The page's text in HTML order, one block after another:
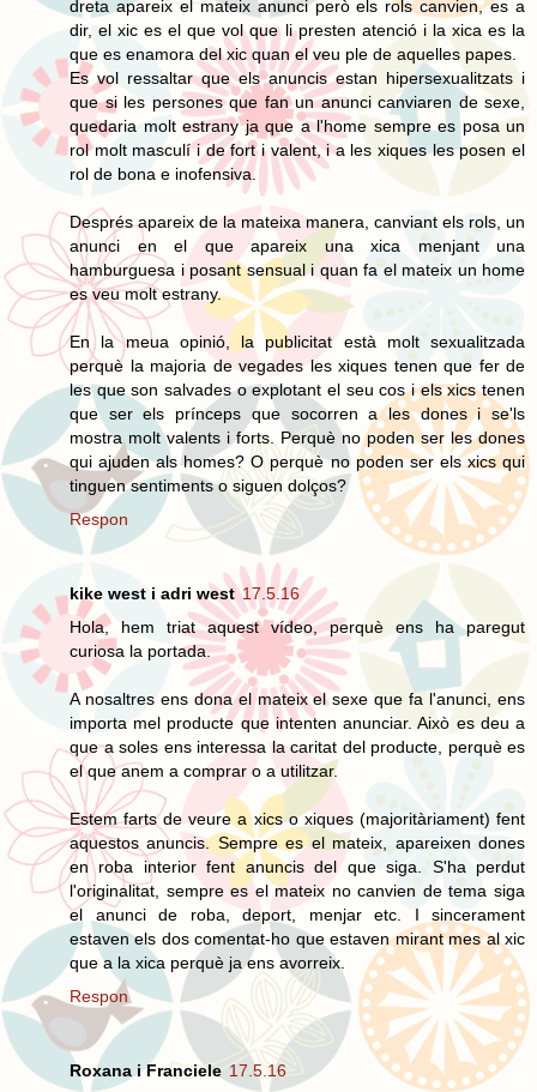
dreta apareix el mateix anunci però els rols canvien, es a
dir, el xic es el que vol que li presten atenció i la xica es la
que es enamora del xic quan el veu ple de aquelles papes.
Es vol ressaltar que els anuncis estan hipersexualitzats i
que si les persones que fan un anunci canviaren de sexe,
quedaria molt estrany ja que a l'home sempre es posa un
rol molt masculí i de fort i valent, i a les xiques les posen el
rol de bona e inofensiva.
Després apareix de la mateixa manera, canviant els rols, un
anunci en el que apareix una xica menjant una
hamburguesa i posant sensual i quan fa el mateix un home
es veu molt estrany.
En la meua opinió, la publicitat està molt sexualitzada
perquè la majoria de vegades les xiques tenen que fer de
les que son salvades o explotant el seu cos i els xics tenen
que ser els prínceps que socorren a les dones i se'ls
mostra molt valents i forts. Perquè no poden ser les dones
qui ajuden als homes? O perquè no poden ser els xics qui
tinguen sentiments o siguen dolços?
Respon
kike west i adri west 17.5.16
Hola, hem triat aquest vídeo, perquè ens ha paregut
curiosa la portada.
A nosaltres ens dona el mateix el sexe que fa l'anunci, ens
importa mel producte que intenten anunciar. Això es deu a
que a soles ens interessa la caritat del producte, perquè es
el que anem a comprar o a utilitzar.
Estem farts de veure a xics o xiques (majoritàriament) fent
aquestos anuncis. Sempre es el mateix, apareixen dones
en roba interior fent anuncis del que siga. S'ha perdut
l'originalitat, sempre es el mateix no canvien de tema siga
el anunci de roba, deport, menjar etc. I sincerament
estaven els dos comentat-ho que estaven mirant mes al xic
que a la xica perquè ja ens avorreix.
Respon
Roxana i Franciele 17.5.16